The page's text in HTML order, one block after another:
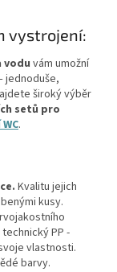
vystrojení:
voduvám umožní
jednoduše,
široký výběr
setů pro
.
Kvalitu jejich
kusy.
PP -
vlastnosti.
barvy.